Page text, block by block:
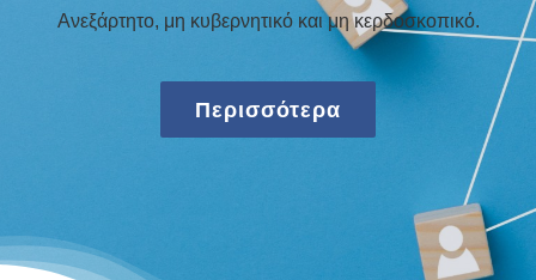
Ανεξάρτητο, μη κυβερνητικό και μη κερδοσκοπικό.
Περισσότερα